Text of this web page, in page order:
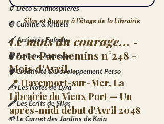
🏺 Déco & Atmosphères
🍲 Cuisine & Rituels
🖌️ Activités Enfants
📘 Écriture Jeunesse
🧠 Créativité & Développement Perso
✍️ Les Notes de Lyra
🖋️ Les Écrits de Silas
🌱 Le Carnet des Jardins de Kaia
Silas et Augure à l'étage de la Librairie
Le mois du courage... -
Porte Parchemins n°248 -
Mois d'Avril...
📍 Havenport-sur-Mer, La
Librairie du Vieux Port — Un
après-midi début d'Avril 2048